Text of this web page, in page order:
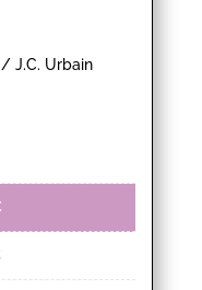
J.C. Urbain